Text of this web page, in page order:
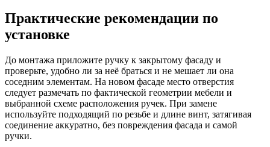
Практические рекомендации по
установке
До монтажа приложите ручку к закрытому фасаду и
проверьте, удобно ли за неё браться и не мешает ли она
соседним элементам. На новом фасаде место отверстия
следует размечать по фактической геометрии мебели и
выбранной схеме расположения ручек. При замене
используйте подходящий по резьбе и длине винт, затягивая
соединение аккуратно, без повреждения фасада и самой
ручки.